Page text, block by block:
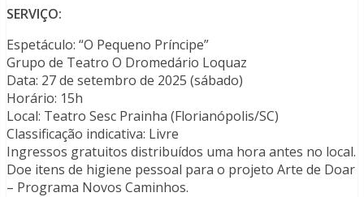
SERVIÇO:
Espetáculo: “O Pequeno Príncipe”
Grupo de Teatro O Dromedário Loquaz
Data: 27 de setembro de 2025 (sábado)
Horário: 15h
Local: Teatro Sesc Prainha (Florianópolis/SC)
Classificação indicativa: Livre
Ingressos gratuitos distribuídos uma hora antes no local.
Doe itens de higiene pessoal para o projeto Arte de Doar
– Programa Novos Caminhos.